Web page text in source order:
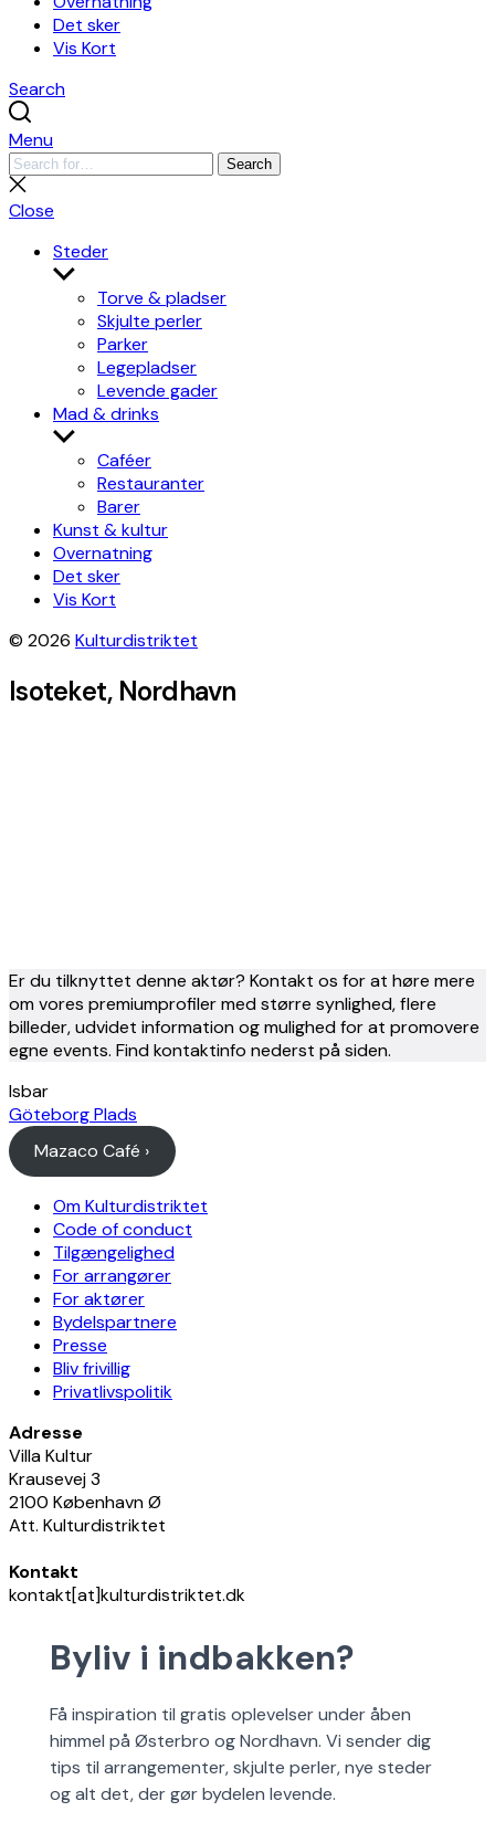
Det sker
Vis Kort
Search
Menu
Search
for:
Search
Close
search
Close
Steder
Show
sub
menu
Torve & pladser
Skjulte perler
Parker
Legepladser
Levende gader
Mad & drinks
Show
sub
menu
Caféer
Restauranter
Barer
Kunst & kultur
Overnatning
Det sker
Vis Kort
© 2026 Kulturdistriktet
Isoteket, Nordhavn
Leaflet|©OpenStreetMap contributors, Tiles style by
Er du tilknyttet denne aktør? Kontakt os for at høre mere
om vores premiumprofiler med større synlighed, flere
billeder, udvidet information og mulighed for at promovere
egne events. Find kontaktinfo nederst på siden.
Isbar
Göteborg Plads
Mazaco Café ›
Om Kulturdistriktet
Code of conduct
Tilgængelighed
For arrangører
For aktører
Bydelspartnere
Presse
Bliv frivillig
Privatlivspolitik
Adresse
Villa Kultur
Krausevej 3
2100 København Ø
Att. Kulturdistriktet
Kontakt
kontakt[at]kulturdistriktet.dk
Byliv i indbakken?
Få inspiration til gratis oplevelser under åben
himmel på Østerbro og Nordhavn. Vi sender dig
tips til arrangementer, skjulte perler, nye steder
og alt det, der gør bydelen levende.